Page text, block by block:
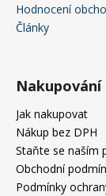
Hodnocení
Články
Nakupování
Jak nakupovat
Nákup bez DPH
Staňte se naším
Obchodní
Podmínky